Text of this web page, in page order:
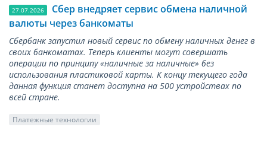
27.07.2026
Сбер внедряет сервис обмена наличной
валюты через банкоматы
Сбербанк запустил новый сервис по обмену наличных денег в
своих банкоматах. Теперь клиенты могут совершать
операции по принципу «наличные за наличные» без
использования пластиковой карты. К концу текущего года
данная функция станет доступна на 500 устройствах по
всей стране.
Платежные технологии